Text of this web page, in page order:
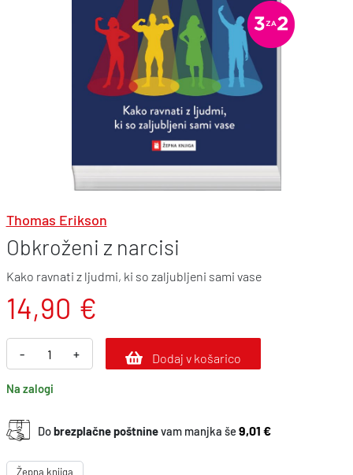
Thomas Erikson
Obkroženi z narcisi
Kako ravnati z ljudmi, ki so zaljubljeni sami vase
14,90 €
-
b
k
o
ž
+ Dodaj v košarico
Na zalogi
Dobrezplačne poštninevam manjka še9,01 €
Žepna knjiga